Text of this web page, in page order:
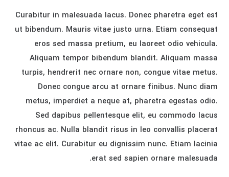
Curabitur in malesuada lacus. Donec pharetra eget est
ut bibendum. Mauris vitae justo urna. Etiam consequat
eros sed massa pretium, eu laoreet odio vehicula.
Aliquam tempor bibendum blandit. Aliquam massa
turpis, hendrerit nec ornare non, congue vitae metus.
Donec congue arcu at ornare finibus. Nunc diam
metus, imperdiet a neque at, pharetra egestas odio.
Sed dapibus pellentesque elit, eu commodo lacus
rhoncus ac. Nulla blandit risus in leo convallis placerat
vitae ac elit. Curabitur eu dignissim nunc. Etiam lacinia
erat sed sapien ornare malesuada.